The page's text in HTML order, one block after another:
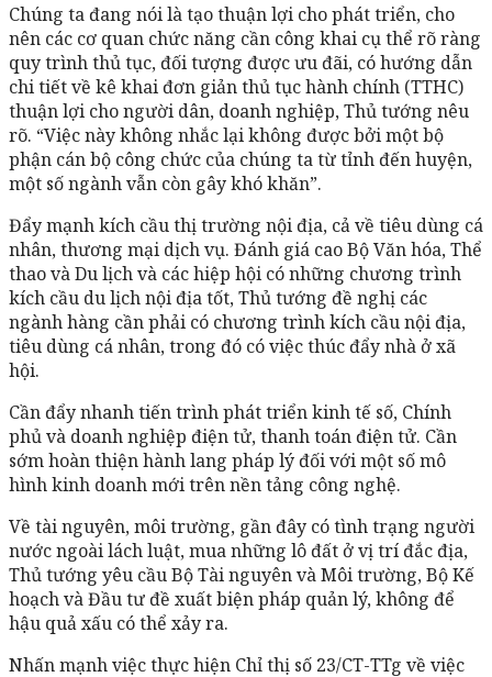
Chúng ta đang nói là tạo thuận lợi cho phát triển, cho
nên các cơ quan chức năng cần công khai cụ thể rõ ràng
quy trình thủ tục, đối tượng được ưu đãi, có hướng dẫn
chi tiết về kê khai đơn giản thủ tục hành chính (TTHC)
thuận lợi cho người dân, doanh nghiệp, Thủ tướng nêu
rõ. “Việc này không nhắc lại không được bởi một bộ
phận cán bộ công chức của chúng ta từ tỉnh đến huyện,
một số ngành vẫn còn gây khó khăn”.
Đẩy mạnh kích cầu thị trường nội địa, cả về tiêu dùng cá
nhân, thương mại dịch vụ. Đánh giá cao Bộ Văn hóa, Thể
thao và Du lịch và các hiệp hội có những chương trình
kích cầu du lịch nội địa tốt, Thủ tướng đề nghị các
ngành hàng cần phải có chương trình kích cầu nội địa,
tiêu dùng cá nhân, trong đó có việc thúc đẩy nhà ở xã
hội.
Cần đẩy nhanh tiến trình phát triển kinh tế số, Chính
phủ và doanh nghiệp điện tử, thanh toán điện tử. Cần
sớm hoàn thiện hành lang pháp lý đối với một số mô
hình kinh doanh mới trên nền tảng công nghệ.
Về tài nguyên, môi trường, gần đây có tình trạng người
nước ngoài lách luật, mua những lô đất ở vị trí đắc địa,
Thủ tướng yêu cầu Bộ Tài nguyên và Môi trường, Bộ Kế
hoạch và Đầu tư đề xuất biện pháp quản lý, không để
hậu quả xấu có thể xảy ra.
Nhấn mạnh việc thực hiện Chỉ thị số 23/CT-TTg về việc